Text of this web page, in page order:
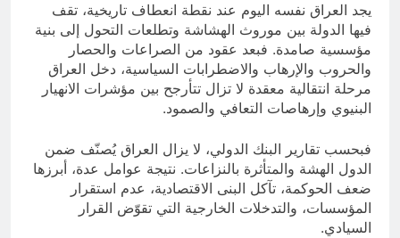
يجد العراق نفسه اليوم عند نقطة انعطاف تاريخية، تقف
فيها الدولة بين موروث الهشاشة وتطلعات التحول إلى بنية
مؤسسية صامدة. فبعد عقود من الصراعات والحصار
والحروب والإرهاب والاضطرابات السياسية، دخل العراق
مرحلة انتقالية معقدة لا تزال تتأرجح بين مؤشرات الانهيار
البنيوي وإرهاصات التعافي والصمود.
فبحسب تقارير البنك الدولي، لا يزال العراق يُصنّف ضمن
الدول الهشة والمتأثرة بالنزاعات. نتيجة عوامل عدة، أبرزها
ضعف الحوكمة، تآكل البنى الاقتصادية، عدم استقرار
المؤسسات، والتدخلات الخارجية التي تقوّض القرار
السيادي.